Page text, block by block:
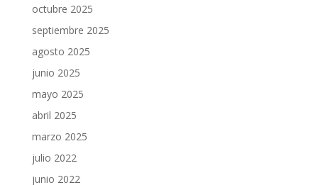
octubre 2025
septiembre 2025
agosto 2025
junio 2025
mayo 2025
abril 2025
marzo 2025
julio 2022
junio 2022